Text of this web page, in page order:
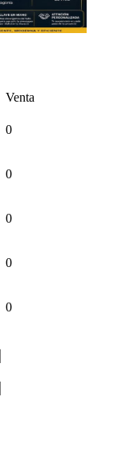
Venta
0
0
0
0
0